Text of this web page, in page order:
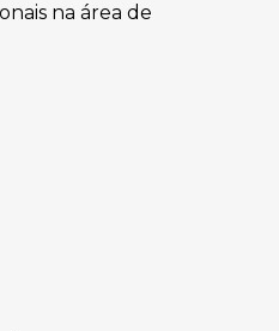
na área de